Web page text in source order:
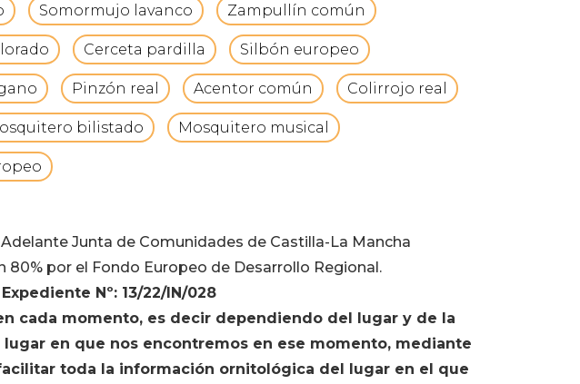
Somormujo lavanco Zampullín común
Cerceta pardilla Silbón europeo
Pinzón real Acentor común Colirrojo real
bilistado Mosquitero musical
Junta de Comunidades de Castilla-La Mancha
por el Fondo Europeo de Desarrollo Regional.
Nº: 13/22/IN/028
cada momento, es decir dependiendo del lugar y de la
en que nos encontremos en ese momento, mediante
toda la información ornitológica del lugar en el que